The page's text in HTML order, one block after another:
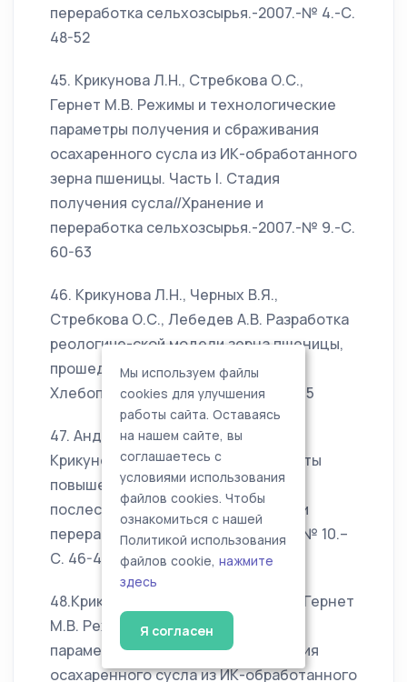
переработка сельхозсырья.-2007.-№ 4.-С.
48-52
45. Крикунова Л.Н., Стребкова О.С.,
Гернет М.В. Режимы и технологические
параметры получения и сбраживания
осахаренного сусла из ИК-обработанного
зерна пшеницы. Часть I. Стадия
получения сусла//Хранение и
переработка сельхозсырья.-2007.-№ 9.-С.
60-63
46. Крикунова Л.Н., Черных В.Я.,
Стребкова О.С., Лебедев А.В. Разработка
реологиче-ской модели зерна пшеницы,
прошедшего ИК-обработку//
Хлебопродукты.-2007.-№ 8.-С. 54-55
47. Андриенко Т.В., Поляков В.А.,
Крикунова Л.Н. Сухие кормопродукты
повышенного качества из ржаной
послеспиртовой барды//Хранение и
переработка сельхозсырья.-2007.-№ 10.–
С. 46-49
48.Крикунова Л.Н., Стребкова О.С., Гернет
М.В. Режимы и технологические
параметры получения и сбраживания
осахаренного сусла из ИК-обработанного
Мы используем файлы
cookies для улучшения
работы сайта. Оставаясь
на нашем сайте, вы
соглашаетесь с
условиями использования
файлов cookies. Чтобы
ознакомиться с нашей
Политикой использования
файлов cookie, нажмите
здесь
Я согласен